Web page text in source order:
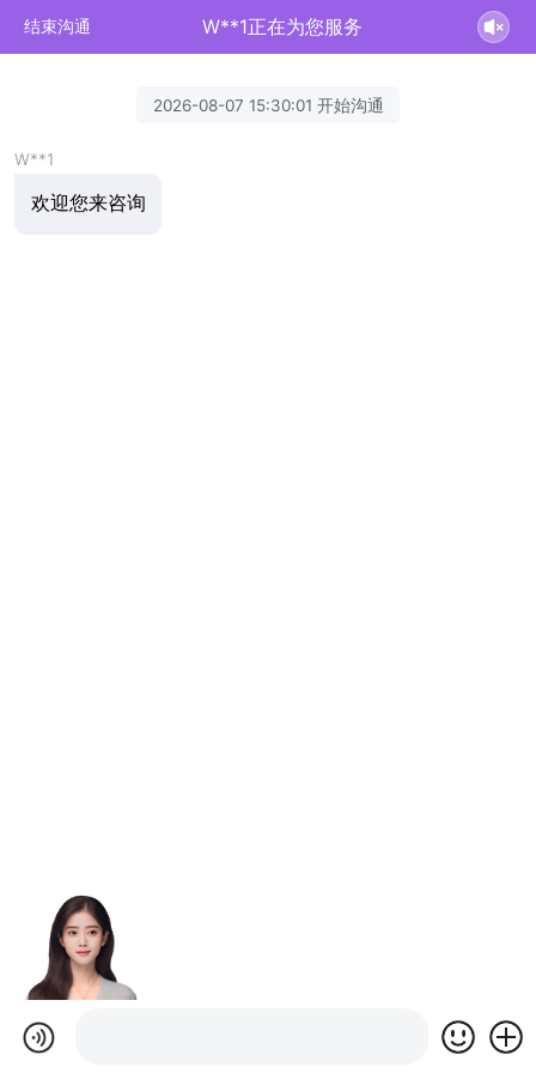
结束沟通 W**1正在为您服务
2026-08-07 15:30:01 开始沟通
W**1
欢迎您来咨询